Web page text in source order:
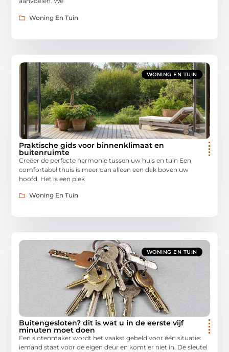
Woning En Tuin
WONING EN TUIN
Praktische gids voor binnenklimaat en
buitenruimte
Creëer de perfecte harmonie tussen uw huis en tuin Een
comfortabel thuis is meer dan alleen een dak boven uw
hoofd. Het is een plek
Woning En Tuin
WONING EN TUIN
Buitengesloten? dit is wat u in de eerste vijf
minuten moet doen
Een slotenmaker wordt het vaakst gebeld voor één situatie:
iemand staat voor de eigen deur en komt er niet in. De sleutel